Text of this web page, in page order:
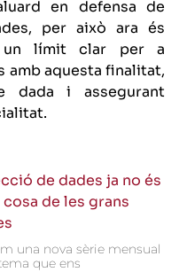
en defensa de
per això ara és
un límit clar per a
amb aquesta finalitat,
dada i assegurant
de dades ja no és
de les grans
una nova sèrie mensual
que ens